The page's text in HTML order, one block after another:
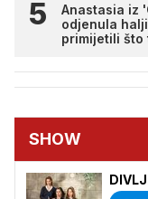
Anastasia iz
odjenula
primijetili što
SHOW